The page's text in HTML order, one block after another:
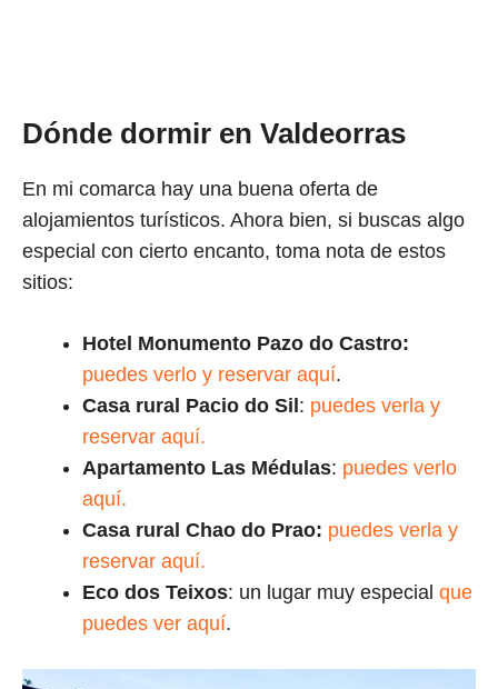
Dónde dormir en Valdeorras
En mi comarca hay una buena oferta de
alojamientos turísticos. Ahora bien, si buscas algo
especial con cierto encanto, toma nota de estos
sitios:
Hotel Monumento Pazo do Castro:
puedes verlo y reservar aquí.
Casa rural Pacio do Sil : puedes verla y
reservar aquí.
Apartamento Las Médulas: puedes verlo
aquí.
Casa rural Chao do Prao: puedes verla y
reservar aquí.
Eco dos Teixos: un lugar muy especial que
puedes ver aquí.